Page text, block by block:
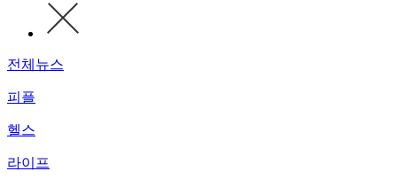
전체뉴스
피플
헬스
라이프